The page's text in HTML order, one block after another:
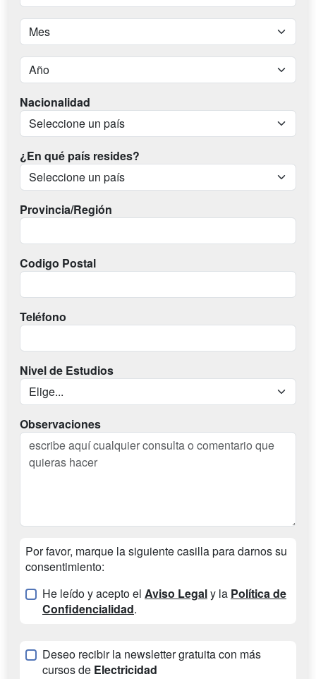
Nacionalidad
¿En qué país resides?
Provincia/Región
Codigo Postal
Teléfono
Nivel de Estudios
Observaciones
Por favor, marque la siguiente casilla para darnos su
consentimiento:
He leído y acepto el Aviso Legaly la Política de
Confidencialidad.
Deseo recibir la newsletter gratuita con más
cursos de Electricidad